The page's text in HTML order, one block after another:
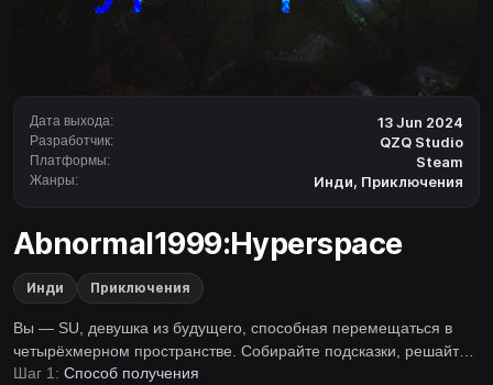
Дата выхода: 13 Jun 2024
Разработчик: QZQ Studio
Платформы: Steam
Жанры: Инди, Приключения
Abnormal1999:Hyperspace
Инди Приключения
Вы — SU, девушка из будущего, способная перемещаться в
четырёхмерном пространстве. Собирайте подсказки, решайте
загадки и раскройте тайну её происхождения.
Шаг 1: Способ получения